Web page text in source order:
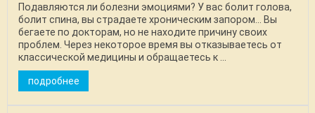
Подавляются ли болезни эмоциями? У вас болит голова,
болит спина, вы страдаете хроническим запором… Вы
бегаете по докторам, но не находите причину своих
проблем. Через некоторое время вы отказываетесь от
классической медицины и обращаетесь к ...
подробнее